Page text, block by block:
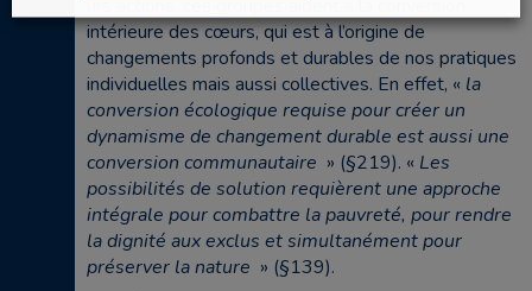
intérieure des cœurs, qui est à l’origine de
changements profonds et durables de nos pratiques
individuelles mais aussi collectives. En effet, « la
conversion écologique requise pour créer un
dynamisme de changement durable est aussi une
conversion communautaire » (§219). « Les
possibilités de solution requièrent une approche
intégrale pour combattre la pauvreté, pour rendre
la dignité aux exclus et simultanément pour
préserver la nature » (§139).